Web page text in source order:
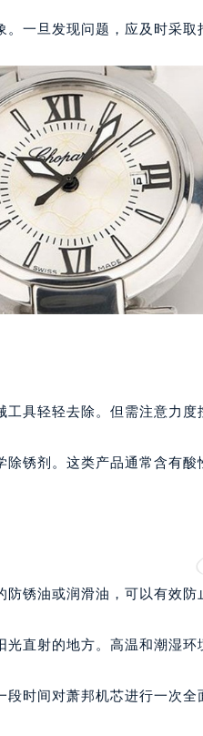
服务中心（品牌授权店）3层
服务中心（品牌授权店）1层
场（CCMALL）C座17层17-B
10层1015室（需提前预约）
心T2座写字楼29层03室（需
厦7层G室（需提前预约）
中心C座12层1205室（需提前
中心T1写字楼9层907室（需
写字楼1座11层1104室（需
字楼16层1603室（需提前预约
中心办公楼C座22层08室（
心写字楼A座7楼709室（需
心A座907室（需提前预约）
际金融中心14楼14D（需提
心写字楼B座13层07室（需提
安国际中心E座6楼10室（需提
厦B座17层1707室（需提前预
东1幢20楼2002室（需提前
兰州中心写字楼21层2102室
一旦发现问题，应及时采取
具轻轻去除。但需注意力度
锈剂。这类产品通常含有
锈油或润滑油，可以有效防
直射的地方。高温和潮湿环
时间对萧邦机芯进行一次全